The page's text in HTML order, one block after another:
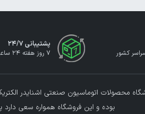
کشور
پشتیبانی ۲۴/۷
7 روز هفته 24 ساعت پشتیبانی
محصولات اتوماسیون صنعتی اشنایدر
بوده و این فروشگاه همواره سعی دارد